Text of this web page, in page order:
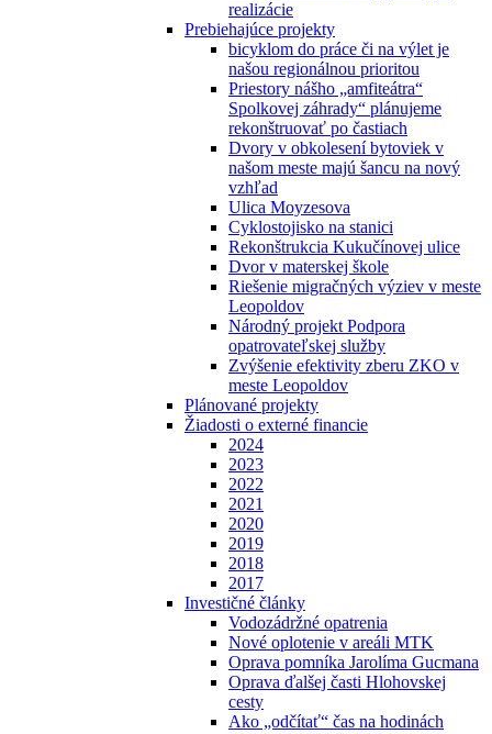
realizácie
Prebiehajúce projekty
bicyklom do práce či na výlet je
našou regionálnou prioritou
Priestory nášho „amfiteátra“
Spolkovej záhrady“ plánujeme
rekonštruovať po častiach
Dvory v obkolesení bytoviek v
našom meste majú šancu na nový
vzhľad
Ulica Moyzesova
Cyklostojisko na stanici
Rekonštrukcia Kukučínovej ulice
Dvor v materskej škole
Riešenie migračných výziev v meste
Leopoldov
Národný projekt Podpora
opatrovateľskej služby
Zvýšenie efektivity zberu ZKO v
meste Leopoldov
Plánované projekty
Žiadosti o externé financie
2024
2023
2022
2021
2020
2019
2018
2017
Investičné články
Vodozádržné opatrenia
Nové oplotenie v areáli MTK
Oprava pomníka Jarolíma Gucmana
Oprava ďalšej časti Hlohovskej
cesty
Ako „odčítať“ čas na hodinách